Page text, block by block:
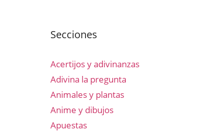
Secciones
Acertijos y adivinanzas
Adivina la pregunta
Animales y plantas
Anime y dibujos
Apuestas